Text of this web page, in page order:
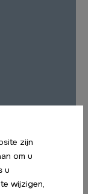
zijn
om u
u
wijzigen,